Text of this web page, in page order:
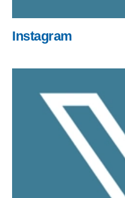
Instagram